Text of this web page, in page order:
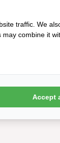
traffic. We
combine it
Accept